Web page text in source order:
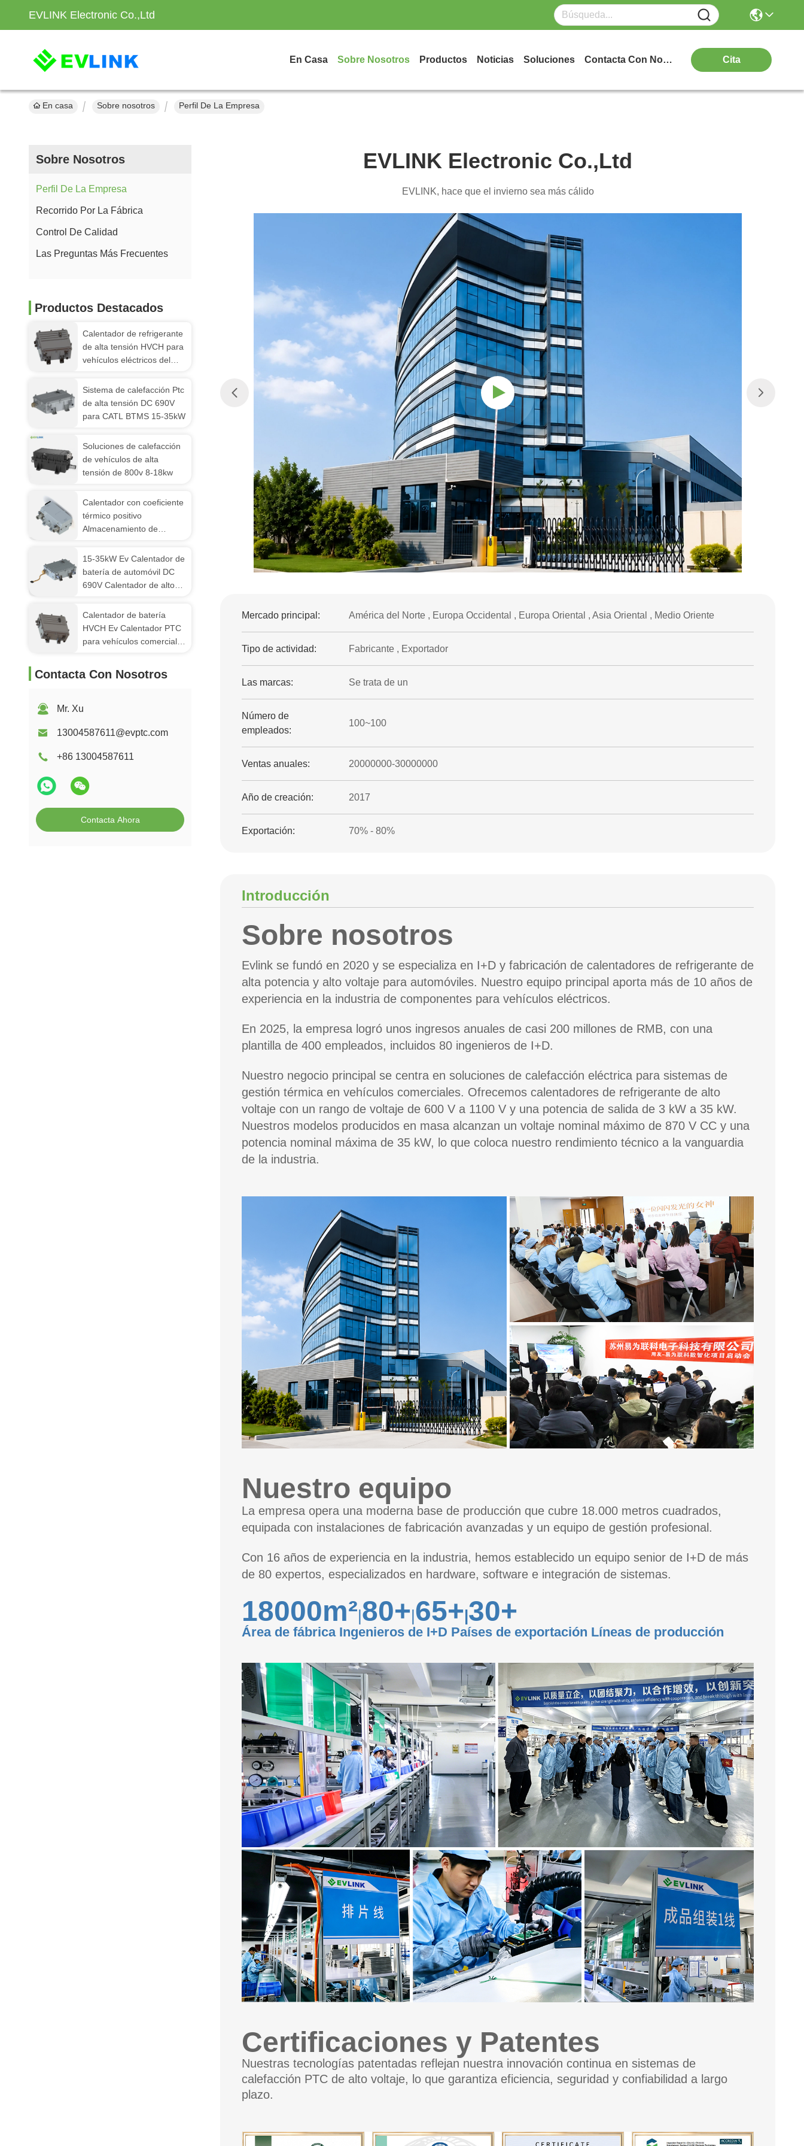
EVLINK Electronic Co.,Ltd
En Casa Sobre Nosotros Productos Noticias Soluciones Contacta Con Nosotros Cita
En casa Sobre nosotros Perfil De La Empresa
Sobre Nosotros
Perfil De La Empresa
Recorrido Por La Fábrica
Control De Calidad
Las Preguntas Más Frecuentes
Productos Destacados
Calentador de refrigerante
de alta tensión HVCH para
vehículos eléctricos del
Sistema de calefacción Ptc
de alta tensión DC 690V
para CATL BTMS 15-35kW
Soluciones de calefacción
de vehículos de alta
tensión de 800v 8-18kw
Calentador con coeficiente
térmico positivo
Almacenamiento de
BTMS AC 380V
15-35kW Ev Calentador de
batería de automóvil DC
690V Calentador de alto
Calentador de batería
HVCH Ev Calentador PTC
para vehículos comerciales
Contacta Con Nosotros
Mr. Xu
13004587611@evptc.com
+86 13004587611
Contacta Ahora
EVLINK Electronic Co.,Ltd
EVLINK, hace que el invierno sea más cálido
Mercado principal: América del Norte , Europa Occidental , Europa Oriental , Asia Oriental , Medio Oriente
Tipo de actividad: Fabricante , Exportador
Las marcas: Se trata de un
Número de
empleados:
100~100
Ventas anuales: 20000000-30000000
Año de creación: 2017
Exportación: 70% - 80%
Introducción
Sobre nosotros
Evlink se fundó en 2020 y se especializa en I+D y fabricación de calentadores de refrigerante de
alta potencia y alto voltaje para automóviles. Nuestro equipo principal aporta más de 10 años de
experiencia en la industria de componentes para vehículos eléctricos.
En 2025, la empresa logró unos ingresos anuales de casi 200 millones de RMB, con una
plantilla de 400 empleados, incluidos 80 ingenieros de I+D.
Nuestro negocio principal se centra en soluciones de calefacción eléctrica para sistemas de
gestión térmica en vehículos comerciales. Ofrecemos calentadores de refrigerante de alto
voltaje con un rango de voltaje de 600 V a 1100 V y una potencia de salida de 3 kW a 35 kW.
Nuestros modelos producidos en masa alcanzan un voltaje nominal máximo de 870 V CC y una
potencia nominal máxima de 35 kW, lo que coloca nuestro rendimiento técnico a la vanguardia
de la industria.
Nuestro equipo
La empresa opera una moderna base de producción que cubre 18.000 metros cuadrados,
equipada con instalaciones de fabricación avanzadas y un equipo de gestión profesional.
Con 16 años de experiencia en la industria, hemos establecido un equipo senior de I+D de más
de 80 expertos, especializados en hardware, software e integración de sistemas.
18000m²|80+|65+|30+
Área de fábrica Ingenieros de I+D Países de exportación Líneas de producción
Certificaciones y Patentes
Nuestras tecnologías patentadas reflejan nuestra innovación continua en sistemas de
calefacción PTC de alto voltaje, lo que garantiza eficiencia, seguridad y confiabilidad a largo
plazo.